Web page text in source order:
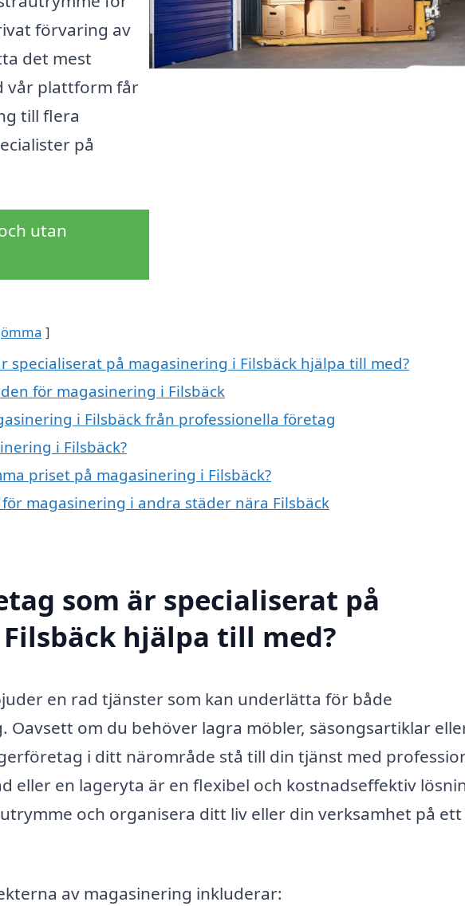
förvaring av
det mest
vår plattform får
till flera
på
utan
specialiserat på magasinering i Filsbäck hjälpa till med?
för magasinering i Filsbäck
i Filsbäck från professionella företag
i Filsbäck?
priset på magasinering i Filsbäck?
magasinering i andra städer nära Filsbäck
som är specialiserat på
hjälpa till med?
en rad tjänster som kan underlätta för både
om du behöver lagra möbler, säsongsartiklar
i ditt närområde stå till din tjänst med
eller en lageryta är en flexibel och kostnadseffektiv
och organisera ditt liv eller din verksamhet på ett
av magasinering inkluderar: